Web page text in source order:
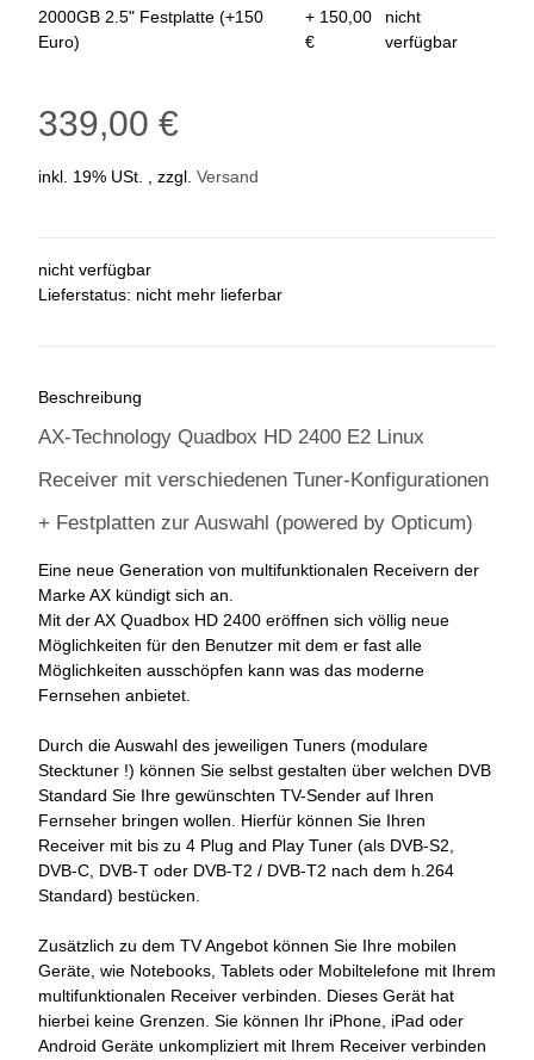
2000GB 2.5" Festplatte (+150
Euro)
+ 150,00
€
nicht
verfügbar
339,00 €
inkl. 19% USt. , zzgl. Versand
nicht verfügbar
Lieferstatus: nicht mehr lieferbar
Beschreibung
AX-Technology Quadbox HD 2400 E2 Linux
Receiver mit verschiedenen Tuner-Konfigurationen
+ Festplatten zur Auswahl (powered by Opticum)
Eine neue Generation von multifunktionalen Receivern der
Marke AX kündigt sich an.
Mit der AX Quadbox HD 2400 eröffnen sich völlig neue
Möglichkeiten für den Benutzer mit dem er fast alle
Möglichkeiten ausschöpfen kann was das moderne
Fernsehen anbietet.
Durch die Auswahl des jeweiligen Tuners (modulare
Stecktuner !) können Sie selbst gestalten über welchen DVB
Standard Sie Ihre gewünschten TV-Sender auf Ihren
Fernseher bringen wollen. Hierfür können Sie Ihren
Receiver mit bis zu 4 Plug and Play Tuner (als DVB-S2,
DVB-C, DVB-T oder DVB-T2 / DVB-T2 nach dem h.264
Standard) bestücken.
Zusätzlich zu dem TV Angebot können Sie Ihre mobilen
Geräte, wie Notebooks, Tablets oder Mobiltelefone mit Ihrem
multifunktionalen Receiver verbinden. Dieses Gerät hat
hierbei keine Grenzen. Sie können Ihr iPhone, iPad oder
Android Geräte unkompliziert mit Ihrem Receiver verbinden